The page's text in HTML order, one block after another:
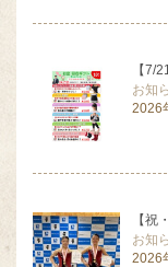
【7/
お知
2026
【祝
お知
2026